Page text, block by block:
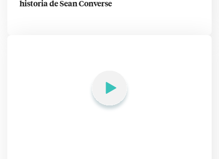
historia de Sean Converse